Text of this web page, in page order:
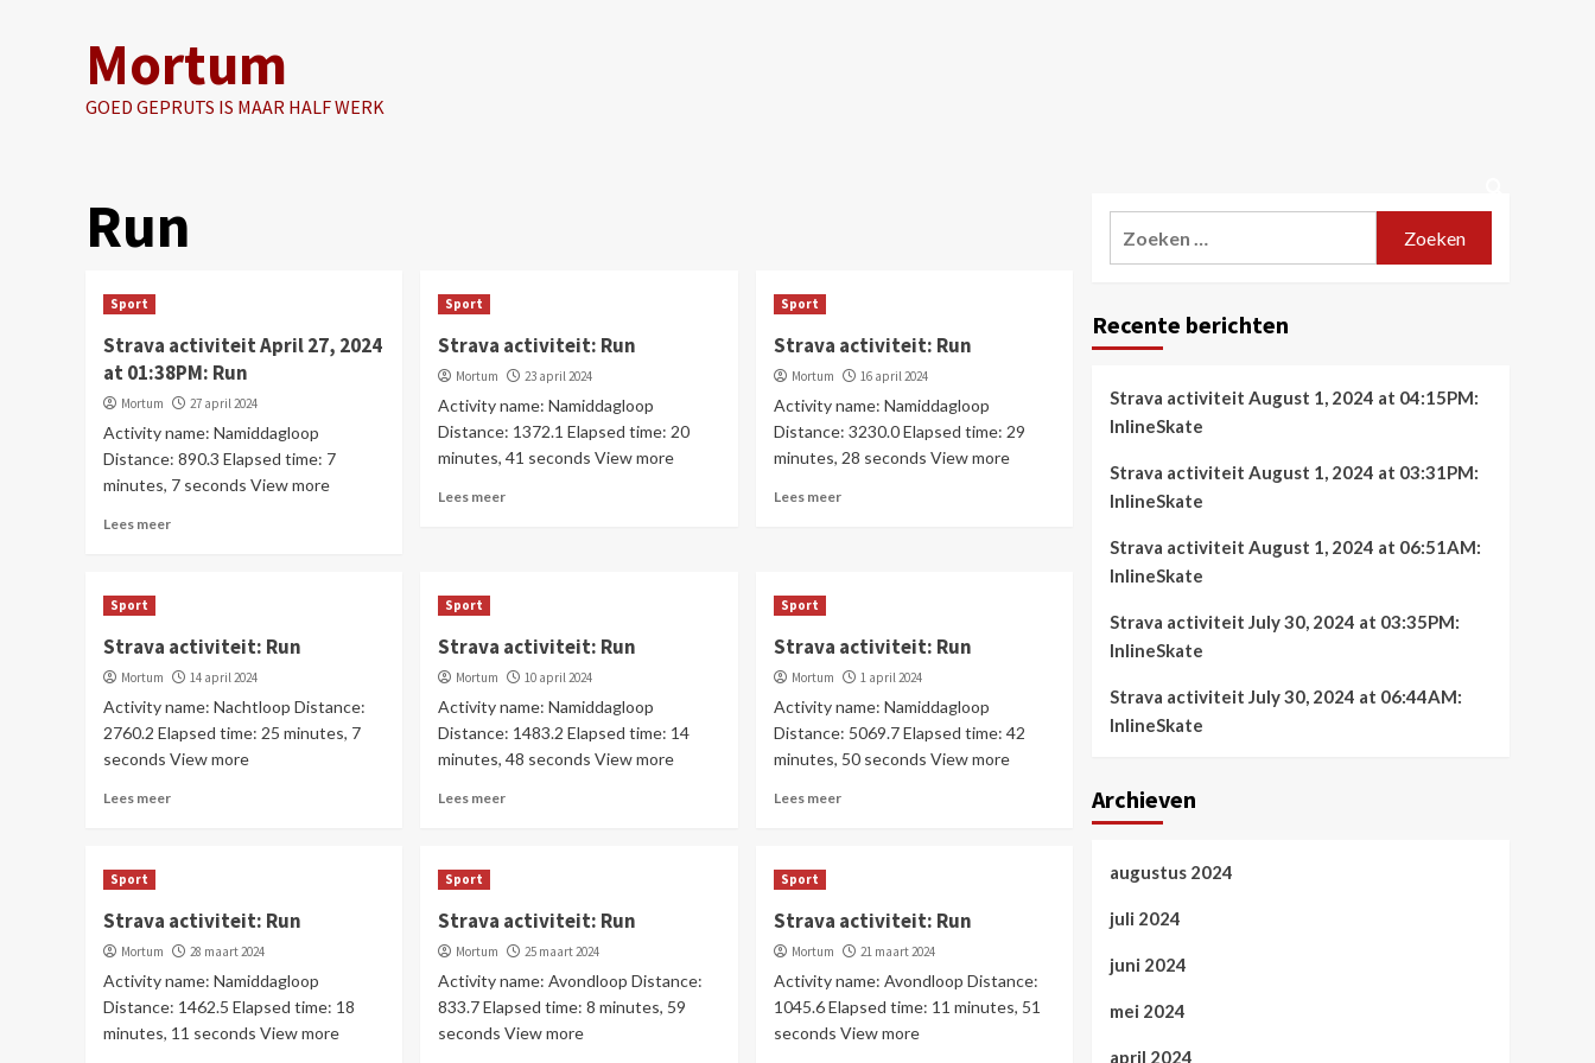
Mortum
GOED GEPRUTS IS MAAR HALF WERK
Run
Sport
Strava activiteit April 27, 2024
at 01:38PM: Run
Mortum 27 april 2024
Activity name: Namiddagloop
Distance: 890.3 Elapsed time: 7
minutes, 7 seconds View more
Lees meer
Sport
Strava activiteit: Run
Mortum 23 april 2024
Activity name: Namiddagloop
Distance: 1372.1 Elapsed time: 20
minutes, 41 seconds View more
Lees meer
Sport
Strava activiteit: Run
Mortum 16 april 2024
Activity name: Namiddagloop
Distance: 3230.0 Elapsed time: 29
minutes, 28 seconds View more
Lees meer
Sport
Strava activiteit: Run
Mortum 14 april 2024
Activity name: Nachtloop Distance:
2760.2 Elapsed time: 25 minutes, 7
seconds View more
Lees meer
Sport
Strava activiteit: Run
Mortum 10 april 2024
Activity name: Namiddagloop
Distance: 1483.2 Elapsed time: 14
minutes, 48 seconds View more
Lees meer
Sport
Strava activiteit: Run
Mortum 1 april 2024
Activity name: Namiddagloop
Distance: 5069.7 Elapsed time: 42
minutes, 50 seconds View more
Lees meer
Sport
Strava activiteit: Run
Mortum 28 maart 2024
Activity name: Namiddagloop
Distance: 1462.5 Elapsed time: 18
minutes, 11 seconds View more
Sport
Strava activiteit: Run
Mortum 25 maart 2024
Activity name: Avondloop Distance:
833.7 Elapsed time: 8 minutes, 59
seconds View more
Sport
Strava activiteit: Run
Mortum 21 maart 2024
Activity name: Avondloop Distance:
1045.6 Elapsed time: 11 minutes, 51
seconds View more
Recente berichten
Strava activiteit August 1, 2024 at 04:15PM:
InlineSkate
Strava activiteit August 1, 2024 at 03:31PM:
InlineSkate
Strava activiteit August 1, 2024 at 06:51AM:
InlineSkate
Strava activiteit July 30, 2024 at 03:35PM:
InlineSkate
Strava activiteit July 30, 2024 at 06:44AM:
InlineSkate
Archieven
augustus 2024
juli 2024
juni 2024
mei 2024
april 2024